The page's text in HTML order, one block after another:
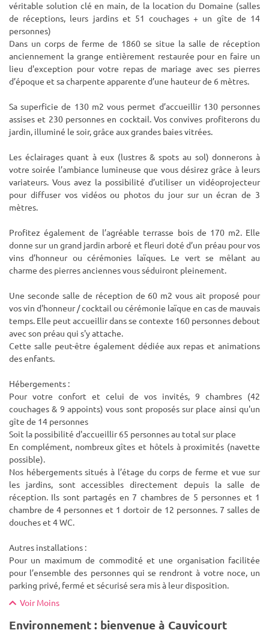
véritable solution clé en main, de la location du Domaine (salles
de réceptions, leurs jardins et 51 couchages + un gîte de 14
personnes)
Dans un corps de ferme de 1860 se situe la salle de réception
anciennement la grange entièrement restaurée pour en faire un
lieu d'exception pour votre repas de mariage avec ses pierres
d’époque et sa charpente apparente d’une hauteur de 6 mètres.
Sa superficie de 130 m2 vous permet d’accueillir 130 personnes
assises et 230 personnes en cocktail. Vos convives profiterons du
jardin, illuminé le soir, grâce aux grandes baies vitrées.
Les éclairages quant à eux (lustres & spots au sol) donnerons à
votre soirée l’ambiance lumineuse que vous désirez grâce à leurs
variateurs. Vous avez la possibilité d’utiliser un vidéoprojecteur
pour diffuser vos vidéos ou photos du jour sur un écran de 3
mètres.
Profitez également de l’agréable terrasse bois de 170 m2. Elle
donne sur un grand jardin arboré et fleuri doté d’un préau pour vos
vins d’honneur ou cérémonies laïques. Le vert se mêlant au
charme des pierres anciennes vous séduiront pleinement.
Une seconde salle de réception de 60 m2 vous ait proposé pour
vos vin d'honneur / cocktail ou cérémonie laïque en cas de mauvais
temps. Elle peut accueillir dans se contexte 160 personnes debout
avec son préau qui s'y attache.
Cette salle peut-être également dédiée aux repas et animations
des enfants.
Hébergements :
Pour votre confort et celui de vos invités, 9 chambres (42
couchages & 9 appoints) vous sont proposés sur place ainsi qu'un
gîte de 14 personnes
Soit la possibilité d'accueillir 65 personnes au total sur place
En complément, nombreux gîtes et hôtels à proximités (navette
possible).
Nos hébergements situés à l’étage du corps de ferme et vue sur
les jardins, sont accessibles directement depuis la salle de
réception. Ils sont partagés en 7 chambres de 5 personnes et 1
chambre de 4 personnes et 1 dortoir de 12 personnes. 7 salles de
douches et 4 WC.
Autres installations :
Pour un maximum de commodité et une organisation facilitée
pour l’ensemble des personnes qui se rendront à votre noce, un
parking privé, fermé et sécurisé sera mis à leur disposition.
Voir Moins
Environnement : bienvenue à Cauvicourt